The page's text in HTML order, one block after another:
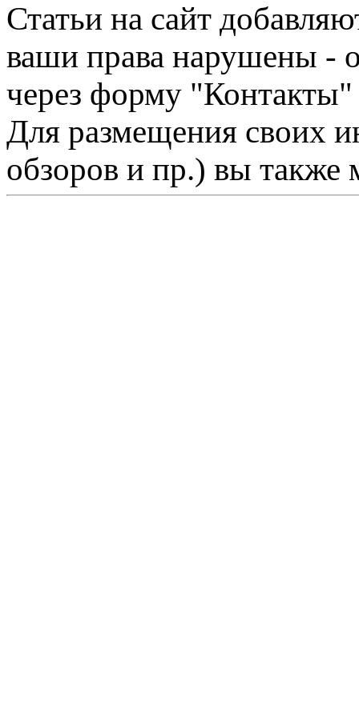
Статьи на сайт
ваши права нарушены -
через форму "Контакты"
Для размещения своих
обзоров и пр.) вы также